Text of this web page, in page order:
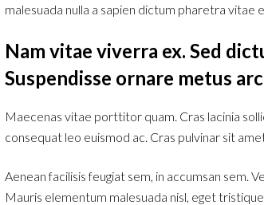
malesuada nulla a sapien dictum pharetra vitae
Nam vitae viverra ex. Sed
Suspendisse ornare metus
Maecenas vitae porttitor quam. Cras lacinia
consequat leo euismod ac. Cras pulvinar sit
Aenean facilisis feugiat sem, in accumsan sem.
Mauris elementum malesuada nisl, eget